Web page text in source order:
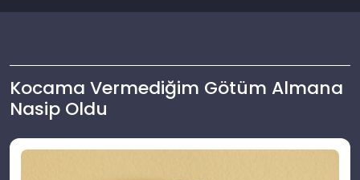
Kocama Vermediğim Götüm Almana
Nasip Oldu